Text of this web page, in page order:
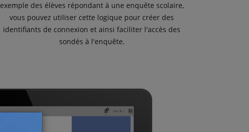
exemple des élèves répondant à une enquête scolaire,
vous pouvez utiliser cette logique pour créer des
identifiants de connexion et ainsi faciliter l'accès des
sondés à l'enquête.